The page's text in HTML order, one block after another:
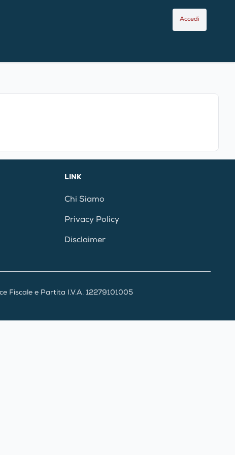
Accedi
LINK
Chi Siamo
Privacy Policy
Disclaimer
Fiscale e Partita I.V.A. 12279101005